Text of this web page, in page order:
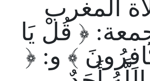
المغرب
﴿ قُلْ يَا
﴾ و: ﴿